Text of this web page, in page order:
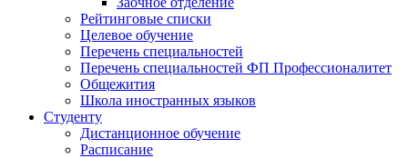
Рейтинговые списки
Целевое обучение
Перечень специальностей
Перечень специальностей ФП Профессионалитет
Общежития
Школа иностранных языков
Студенту
Дистанционное обучение
Расписание